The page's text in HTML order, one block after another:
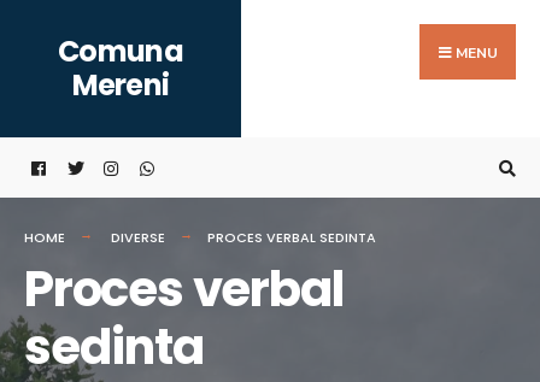
content
Comuna
Mereni
MENU
HOME DIVERSE PROCES VERBAL SEDINTA
Proces verbal
sedinta
for: